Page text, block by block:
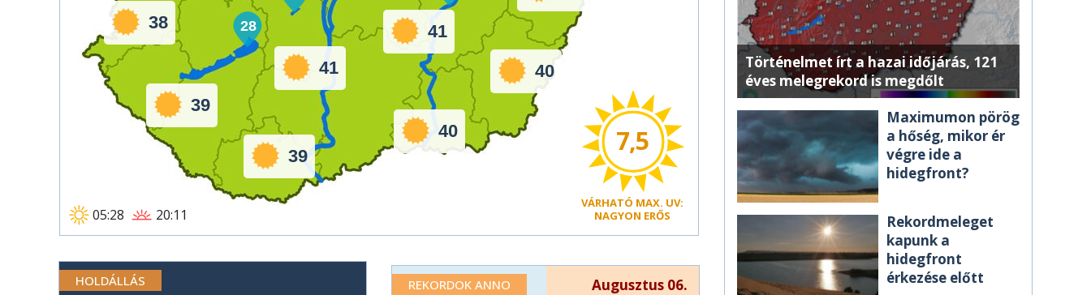
38
39
41
39
40
41
40
28
05:28 20:11
7,5
VÁRHATÓ MAX. UV:
NAGYON ERŐS
HOLDÁLLÁS REKORDOK ANNO Augusztus 06.
Történelmet írt a hazai időjárás, 121
éves melegrekord is megdőlt
Maximumon pörög
a hőség, mikor ér
végre ide a
hidegfront?
Rekordmeleget
kapunk a
hidegfront
érkezése előtt